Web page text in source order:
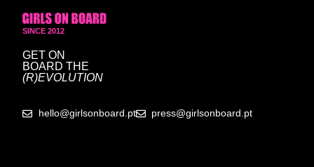
SINCE 2012
GET ON
BOARD THE
(R)EVOLUTION
hello@girlsonboard.pt press@girlsonboard.pt